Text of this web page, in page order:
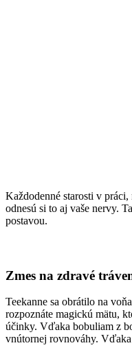
Každodenné starosti v
odnesú si to aj vaše nervy.
postavou.
Zmes na zdravé
Teekanne sa obrátilo na
rozpoznáte magickú mätu,
účinky. Vďaka bobuliam z
vnútornej rovnováhy.